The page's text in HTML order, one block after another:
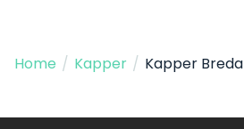
Home / Kapper / Kapper Breda